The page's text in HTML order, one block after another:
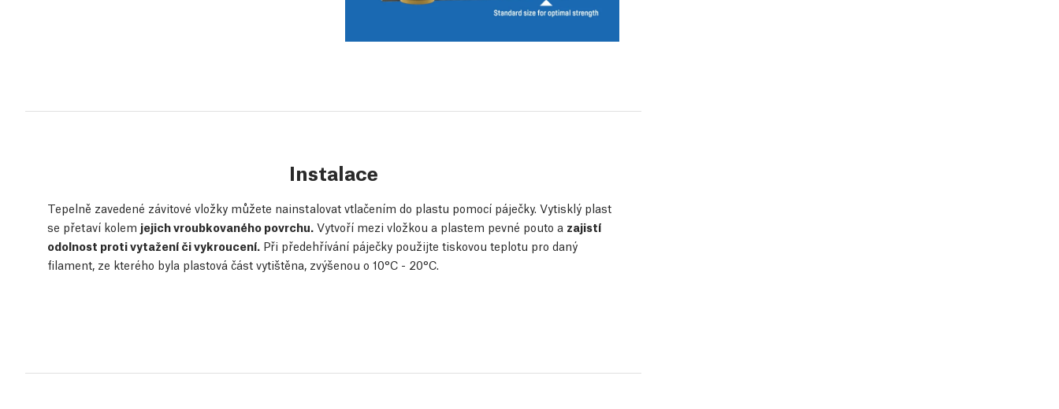
Instalace
Tepelně zavedené závitové vložky můžete nainstalovat vtlačením do plastu pomocí páječky. Vytisklý plast
se přetaví kolem jejich vroubkovaného povrchu. Vytvoří mezi vložkou a plastem pevné pouto a zajistí
odolnost proti vytažení či vykroucení. Při předehřívání páječky použijte tiskovou teplotu pro daný
filament, ze kterého byla plastová část vytištěna, zvýšenou o 10°C - 20°C.